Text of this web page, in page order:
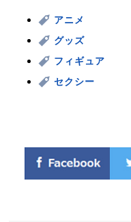
アニメ
グッズ
フィギュア
セクシー